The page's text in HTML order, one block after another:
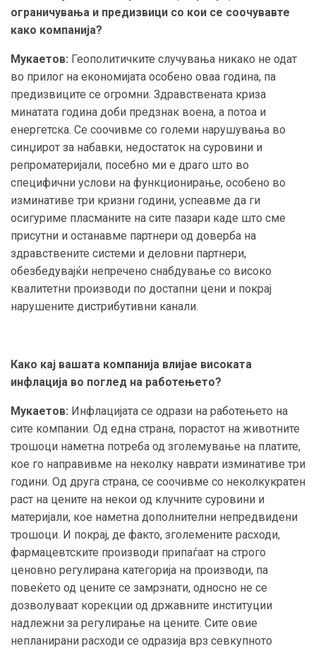
ограничувања и предизвици со кои се соочувавте
како компанија?
Мукаетов: Геополитичките случувања никако не одат
во прилог на економијата особено оваа година, па
предизвиците се огромни. Здравствената криза
минатата година доби предзнак воена, а потоа и
енергетска. Се соочивме со големи нарушувања во
синџирот за набавки, недостаток на суровини и
репроматеријали, посебно ми е драго што во
специфични услови на функционирање, особено во
изминативе три кризни години, успеавме да ги
осигуриме пласманите на сите пазари каде што сме
присутни и останавме партнери од доверба на
здравствените системи и деловни партнери,
обезбедувајќи непречено снабдување со високо
квалитетни производи по достапни цени и покрај
нарушените дистрибутивни канали.
Како кај вашата компанија влијае високата
инфлација во поглед на работењето?
Мукаетов: Инфлацијата се одрази на работењето на
сите компании. Од една страна, порастот на животните
трошоци наметна потреба од зголемување на платите,
кое го направивме на неколку наврати изминативе три
години. Од друга страна, се соочивме со неколкукратен
раст на цените на некои од клучните суровини и
материјали, кое наметна дополнителни непредвидени
трошоци. И покрај, де факто, зголемените расходи,
фармацевтските производи припаѓаат на строго
ценовно регулирана категорија на производи, па
повеќето од цените се замрзнати, односно не се
дозволуваат корекции од државните институции
надлежни за регулирање на цените. Сите овие
непланирани расходи се одразија врз севкупното